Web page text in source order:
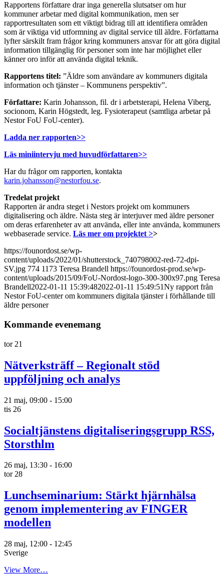
Rapportens författare drar inga generella slutsatser om hur
kommuner arbetar med digital kommunikation, men ser
rapportresultaten som ett viktigt bidrag till att identifiera områden
som är viktiga vid utformning av digital service till äldre. Författarna
lyfter särskilt fram frågor kring kommuners ansvar för att göra digital
information tillgänglig för personer som inte har möjlighet eller
känner oro inför att använda digital teknik.
Rapportens titel: ”Äldre som användare av kommuners digitala
information och tjänster – Kommunens perspektiv”.
Författare: Karin Johansson, fil. dr i arbetsterapi, Helena Viberg,
socionom, Karin Högstedt, leg. Fysioterapeut (samtliga arbetar på
Nestor FoU FoU-center).
Ladda ner rapporten>>
Läs miniintervju med huvudförfattaren>>
Har du frågor om rapporten, kontakta
karin.johansson@nestorfou.se.
Tredelat projekt
Rapporten är andra steget i Nestors projekt om kommuners
digitalisering och äldre. Nästa steg är interjuver med äldre personer
om deras erfarenheter av att använda, eller inte använda, kommuners
webbaserade service. Läs mer om projektet >>
https://founordost.se/wp-
content/uploads/2022/01/shutterstock_740798002-red-72-dpi-
SV.jpg 774 1173 Teresa Brandell https://founordost-prod.se/wp-
content/uploads/2015/09/FoU-Nordost-logo-300-300x97.png Teresa
Brandell2022-01-11 15:39:482022-01-11 15:49:51Ny rapport från
Nestor FoU-center om kommuners digitala tjänster i förhållande till
äldre personer
Kommande evenemang
tor 21
Nätverksträff – Regionalt stöd
uppföljning och analys
21 maj, 09:00 - 15:00
tis 26
Socialtjänstens digitaliseringsgrupp RSS,
Storsthlm
26 maj, 13:30 - 16:00
tor28
Lunchseminarium: Stärkt hjärnhälsa
genom implementering av FINGER
modellen
28 maj, 12:00 - 12:45
Sverige
View More…